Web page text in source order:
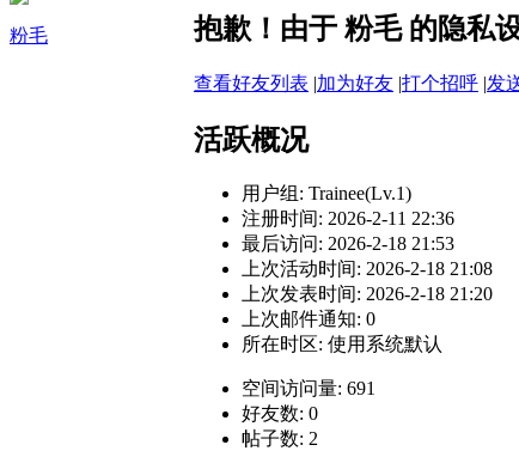
粉毛 抱歉！由于 粉毛 的隐私
查看好友列表 |加为好友 |打个招呼 |发
活跃概况
用户组: Trainee(Lv.1)
注册时间: 2026-2-11 22:36
最后访问: 2026-2-18 21:53
上次活动时间: 2026-2-18 21:08
上次发表时间: 2026-2-18 21:20
上次邮件通知: 0
所在时区: 使用系统默认
空间访问量: 691
好友数: 0
帖子数: 2